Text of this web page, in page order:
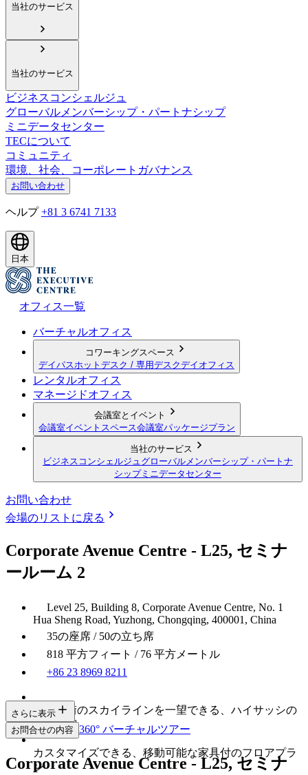
当社のサービス
当社のサービス
ビジネスコンシェルジュ
グローバルメンバーシップ・パートナシップ
ミニデータセンター
TECについて
コミュニティ
環境、社会、コーポレートガバナンス
お問い合わせ
ヘルプ +81 3 6741 7133
日本
オフィス一覧
バーチャルオフィス
コワーキングスペース
デイパス ホットデスク / 専用デスクデイオフィス
レンタルオフィス
マネージドオフィス
会議室とイベント
会議室イベントスペース会議室パッケージプラン
当社のサービス
ビジネスコンシェルジュ グローバルメンバーシップ・パートナ
シップミニデータセンター
お問い合わせ
会場のリストに戻る
Corporate Avenue Centre - L25, セミナ
ールーム 2
Level 25, Building 8, Corporate Avenue Centre, No. 1
Hua Sheng Road, Yuzhong, Chongqing, 400001, China
35の座席 / 50の立ち席
818 平方フィート / 76 平方メートル
+86 23 8969 8211
重慶市街のスカイラインを一望できる、ハイサッシの
ガラス窓
カスタマイズできる、移動可能な家具付のフロアプラ
ン
さらに表示
お問合せの内容 360° バーチャルツアー
Corporate Avenue Centre - L25, セミナ